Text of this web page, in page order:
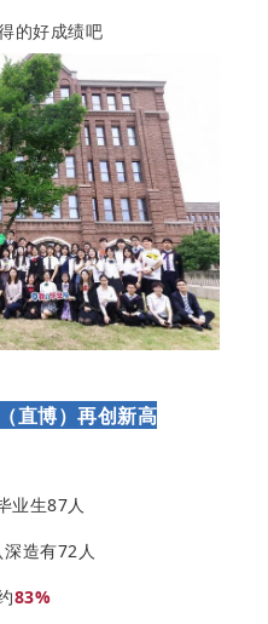
的好成绩吧
直博）再创新高
业生87人
造有72人
83%